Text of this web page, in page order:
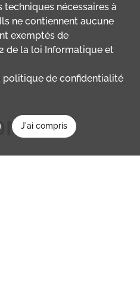
techniques nécessaires à
ne contiennent aucune
exemptés de
de la loi Informatique et
de confidentialité
J'ai compris